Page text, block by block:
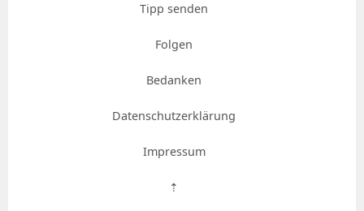
Tipp senden
Folgen
Bedanken
Datenschutzerklärung
Impressum
⇡